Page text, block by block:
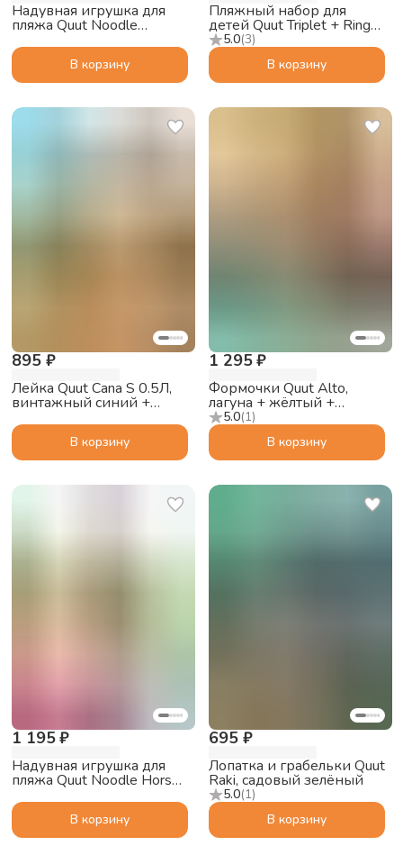
Надувная игрушка для
пляжа Quut Noodle
В корзину
5.0(3)
Пляжный набор для
детей Quut Triplet + Ringo
6 + солнышко SunnyLove
в пляжном мешке
В корзину
895 ₽
Лейка Quut Cana S 0.5Л,
винтажный синий +
В корзину
5.0(1)
1 295 ₽
Формочки Quut Alto,
лагуна + жёлтый +
винтажный зелёный
В корзину
1 195 ₽
Надувная игрушка для
пляжа Quut Noodle Horse,
В корзину
5.0(1)
695 ₽
Лопатка и грабельки Quut
Raki, садовый зелёный
В корзину